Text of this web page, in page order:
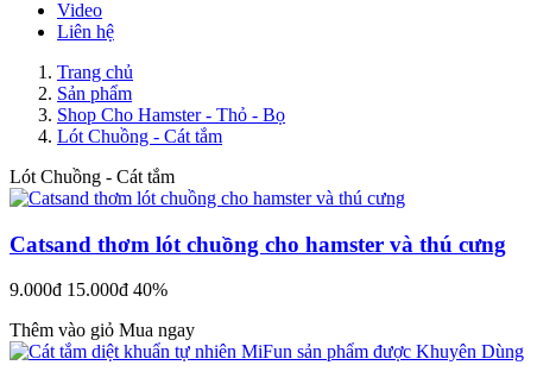
Video
Liên hệ
Trang chủ
Sản phẩm
Shop Cho Hamster - Thỏ - Bọ
Lót Chuồng - Cát tắm
Lót Chuồng - Cát tắm
Catsand thơm lót chuồng cho hamster và thú cưng
9.000đ 15.000đ 40%
Thêm vào giỏ Mua ngay